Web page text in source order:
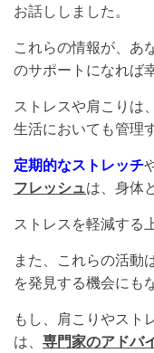
お話ししました。
これらの情報が、あ
のサポートになれば
ストレスや肩こりは
生活においても管理
定期的なストレッチ
フレッシュは、身体
ストレスを軽減する
また、これらの活動
を発見する機会にも
もし、肩こりやスト
は、 専門家のアドバ